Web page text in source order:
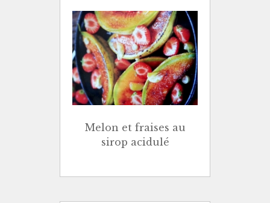
Melon et fraises au
sirop acidulé